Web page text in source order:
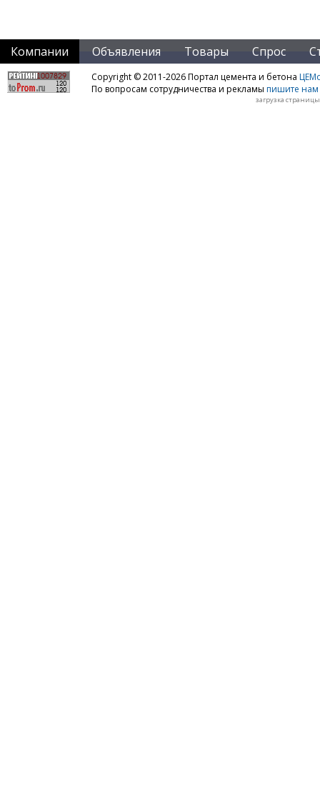
Компании Объявления Товары Спрос
Copyright © 2011-2026 Портал цемента и бетона
По вопросам сотрудничества и рекламы пишите нам
загрузка